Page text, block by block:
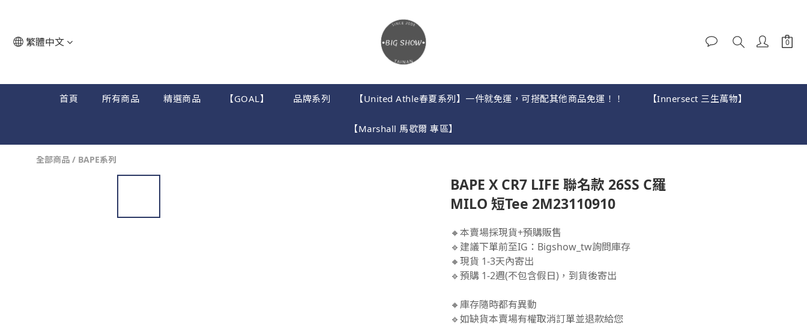
繁體中文
首頁 所有商品 精選商品 【GOAL】 品牌系列 【United Athle春夏系列】一件就免運，可搭配其他商品免運！！ 【Innersect 三生萬物】
【Marshall 馬歇爾 專區】
全部商品 / BAPE系列
BAPE X CR7 LIFE 聯名款 26SS C羅
MILO 短Tee 2M23110910
🔸本賣場採現貨+預購販售
🔹建議下單前至IG：Bigshow_tw詢問庫存
🔸現貨 1-3天內寄出
🔹預購 1-2週(不包含假日)，到貨後寄出
🔸庫存隨時都有異動
🔹如缺貨本賣場有權取消訂單並退款給您